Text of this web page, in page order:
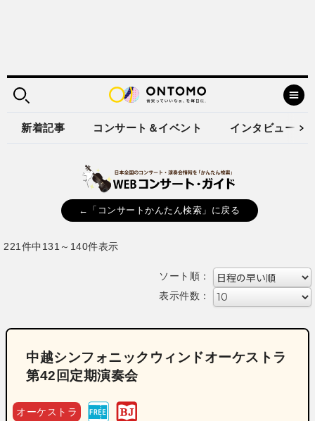
新着記事 コンサート＆イベント インタビュー
←「コンサートかんたん検索」に戻る
221件中131～140件表示
ソート順：
表示件数：
中越シンフォニックウィンドオーケストラ
第42回定期演奏会
オーケストラ